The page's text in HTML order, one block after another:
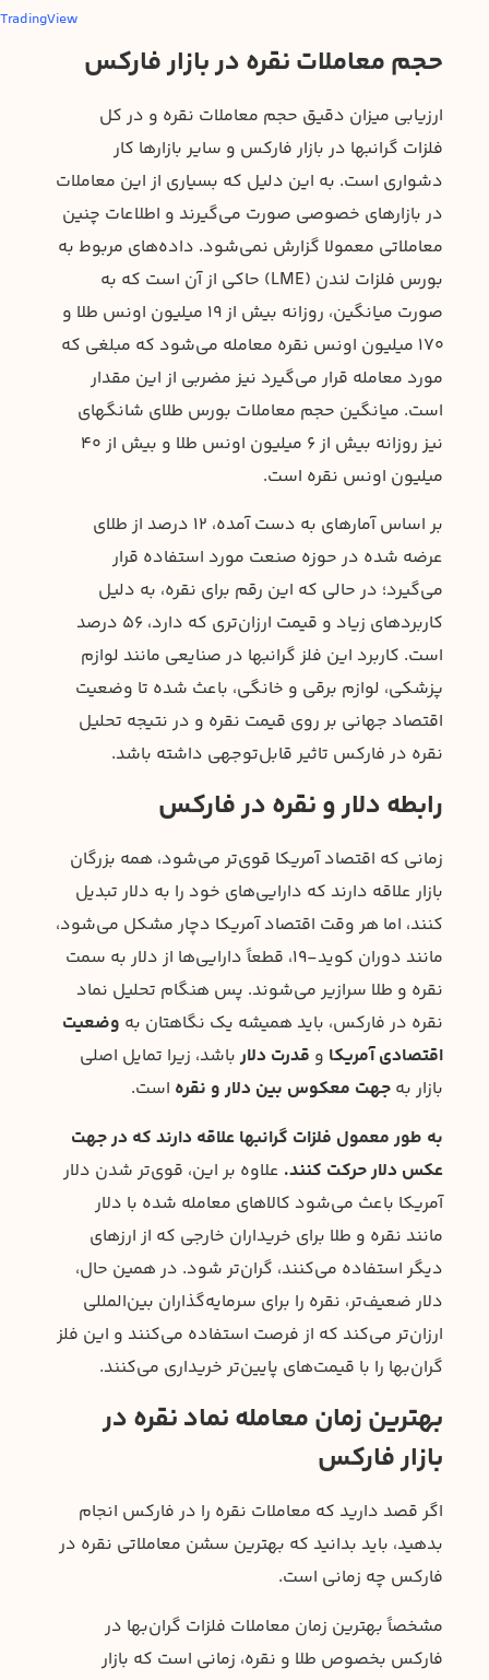
حجم معاملات نقره در بازار فارکس
ارزیابی میزان دقیق حجم معاملات نقره و در کل
فلزات گرانبها در بازار فارکس و سایر بازارها کار
دشواری است. به این دلیل که بسیاری از این معاملات
در بازارهای خصوصی صورت می‌گیرند و اطلاعات چنین
معاملاتی معمولا گزارش نمی‌شود. داده‌های مربوط به
بورس فلزات لندن (LME) حاکی از آن است که به
صورت میانگین، روزانه بیش از 19 میلیون اونس طلا و
170 میلیون اونس نقره معامله می‌شود که مبلغی که
مورد معامله قرار می‌گیرد نیز مضربی از این مقدار
است. میانگین حجم معاملات بورس طلای شانگهای
نیز روزانه بیش از 6 میلیون اونس طلا و بیش از 40
میلیون اونس نقره است.
بر اساس آمارهای به دست آمده، 12 درصد از طلای
عرضه شده در حوزه صنعت مورد استفاده قرار
می‌گیرد؛ در حالی که این رقم برای نقره، به دلیل
کاربردهای زیاد و قیمت ارزان‌تری که دارد، 56 درصد
است. کاربرد این فلز گرانبها در صنایعی مانند لوازم
پزشکی، لوازم برقی و خانگی، باعث شده تا وضعیت
اقتصاد جهانی بر روی قیمت نقره و در نتیجه تحلیل
نقره در فارکس تاثیر قابل‌توجهی داشته باشد.
رابطه دلار و نقره در فارکس
زمانی که اقتصاد آمریکا قوی‌تر می‌شود، همه بزرگان
بازار علاقه دارند که دارایی‌های خود را به دلار تبدیل
کنند، اما هر وقت اقتصاد آمریکا دچار مشکل می‌شود،
مانند دوران کوید-۱۹، قطعاً دارایی‌ها از دلار به سمت
نقره و طلا سرازیر می‌شوند. پس هنگام تحلیل نماد
نقره در فارکس، باید همیشه یک نگاهتان به وضعیت
اقتصادی آمریکا و قدرت دلار باشد، زیرا تمایل اصلی
بازار بهجهت معکوس بین دلار و نقره است.
به طور معمول فلزات گرانبها علاقه دارند که در جهت
عکس دلار حرکت کنند. علاوه بر این، قوی‌تر شدن دلار
آمریکا باعث می‌شود کالاهای معامله شده با دلار
مانند نقره و طلا برای خریداران خارجی که از ارزهای
دیگر استفاده می‌کنند، گران‌تر شود. در همین حال،
دلار ضعیف‌تر، نقره را برای سرمایه‌گذاران بین‌المللی
ارزان‌تر می‌کند که از فرصت استفاده می‌کنند و این فلز
گران‌بها را با قیمت‌های پایین‌تر خریداری می‌کنند.
بهترین زمان معامله نماد نقره در
بازار فارکس
اگر قصد دارید که معاملات نقره را در فارکس انجام
بدهید، باید بدانید که بهترین سشن معاملاتی نقره در
فارکس چه زمانی است.
مشخصاً بهترین زمان معاملات فلزات گران‌بها در
فارکس بخصوص طلا و نقره، زمانی است که بازار